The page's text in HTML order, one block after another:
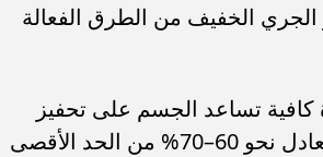
الجري الخفيف من الطرق الفعالة
تساعد الجسم على تحفيز
حرق الدهون المخزنة، خاصة عند الوصول إلى مستوى جهد يعادل نحو 60–70% من الحد الأقصى